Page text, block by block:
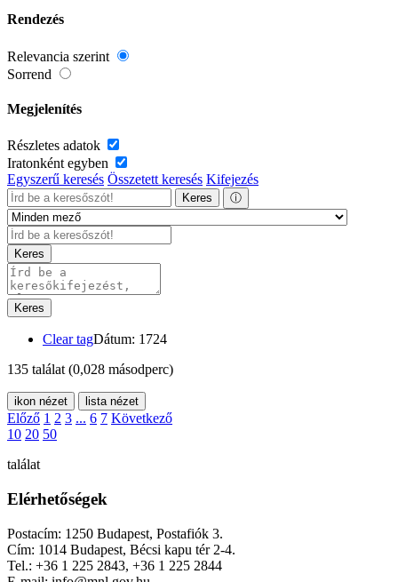
Rendezés
Relevancia szerint
Sorrend
Megjelenítés
Részletes adatok
Iratonként egyben
Egyszerű keresés Összetett keresés Kifejezés
Keres ⓘ
Keres
Keres
Clear tagDátum: 1724
135 találat (0,028 másodperc)
ikon nézet lista nézet
Előző 1 2 3 ... 6 7 Következő
10 20 50
találat
Elérhetőségek
Postacím: 1250 Budapest, Postafiók 3.
Cím: 1014 Budapest, Bécsi kapu tér 2-4.
Tel.: +36 1 225 2843, +36 1 225 2844